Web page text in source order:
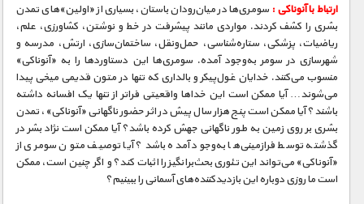
ارتباط با آنوناکی : سومری‌ها در میان‌رودان باستان، بسیاری از «اولین»های تمدن
بشری را کشف کردند. مواردی مانند پیشرفت در خط و نوشتن، کشاورزی، علم،
ریاضیات، پزشکی، ستاره‌شناسی، حمل‌و‌نقل، ساختمان‌سازی، ارتش، مدرسه و
شهرسازی در سومر به‌وجود آمده. سومری‌ها این دستاوردها را به «آنوناکی»
منسوب می‌کنند. خدایان غول‌پیکر و بالداری که تنها در متون قدیمی میخی پیدا
می‌شوند… آیا ممکن است این خداها واقعیتی فراتر از تنها یک افسانه داشته
باشند؟ آیا ممکن است پنج هزار سال پیش در اثر حضور ناگهانی «آنوناکی»، تمدن
بشری بر روی زمین به طور ناگهانی جهش کرده باشد؟ آیا ممکن است نژاد بشر در
گذشته توسط فرازمینی‌ها به‌وجود آمده باشد؟ آیا توصیف متون سومری از
«آنوناکی» می‌تواند این تئوری بحث‌برانگیز را اثبات کند؟ و اگر چنین است، ممکن
است ما روزی دوباره این بازدیدکننده‌های آسمانی را ببینیم؟